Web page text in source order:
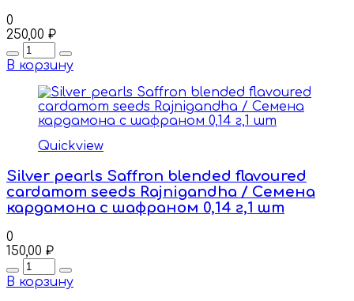
0
250,00 ₽
Quantity
В корзину
Quickview
Silver pearls Saffron blended flavoured
cardamom seeds Rajnigandha / Cемена
кардамона с шафраном 0,14 г,1 шт
0
150,00 ₽
Quantity
В корзину